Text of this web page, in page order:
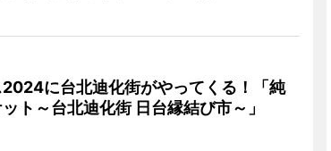
に台北迪化街がやってくる！「純
ト～台北迪化街 日台縁結び市～」